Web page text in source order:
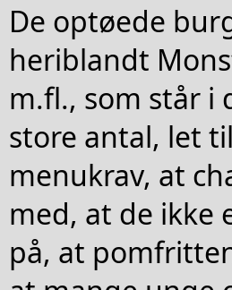
De optøede
heriblandt
m.fl., som står i
store antal, let
menukrav, at
med, at de ikke
på, at